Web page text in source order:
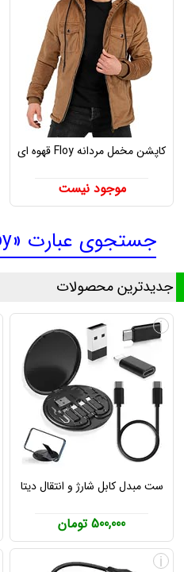
کاپشن مخمل مردانه Floy قهوه ای
موجود نیست
جستجوی عبارت «floy» از طریق گوگل
جدیدترین محصولات
ست مبدل کابل شارژ و انتقال دیتا
500,000 تومان
i
i